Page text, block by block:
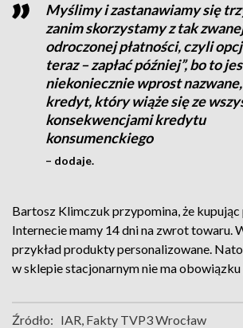
Myślimy i zastanawiamy się
zanim skorzystamy z tak
odroczonej płatności, czyli
teraz – zapłać później”, bo to
niekoniecznie wprost
kredyt, który wiąże się ze
konsekwencjami kredytu
konsumenckiego
– dodaje.
Bartosz Klimczuk przypomina, że
Internecie mamy 14 dni na zwrot towaru.
przykład produkty personalizowane.
w sklepie stacjonarnym nie ma
Źródło: IAR, Fakty TVP3 Wrocław